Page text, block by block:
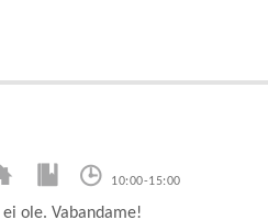
10:00-15:00
ei ole. Vabandame!